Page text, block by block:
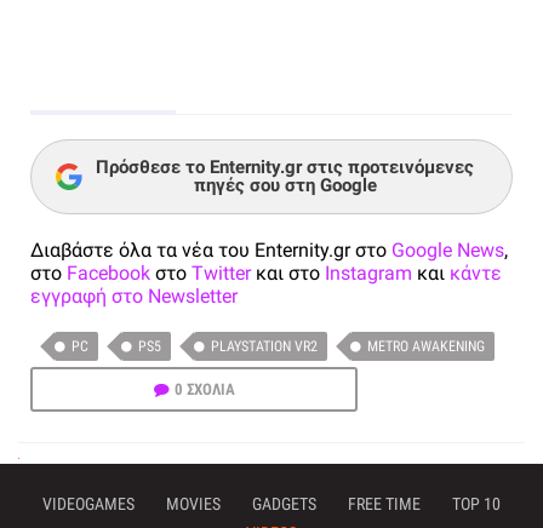
Πρόσθεσε το Enternity.gr στις προτεινόμενες
πηγές σου στη Google
Διαβάστε όλα τα νέα του Enternity.gr στο Google News,
στο Facebook στο Twitterκαι στο Instagram και κάντε
εγγραφή στο Newsletter
PC PS5 PLAYSTATION VR2 METRO AWAKENING
0 ΣΧΟΛΙΑ
VIDEOGAMES MOVIES GADGETS FREE TIME
TOP 10